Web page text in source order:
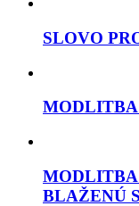
SLOVO
BLAŽENÚ